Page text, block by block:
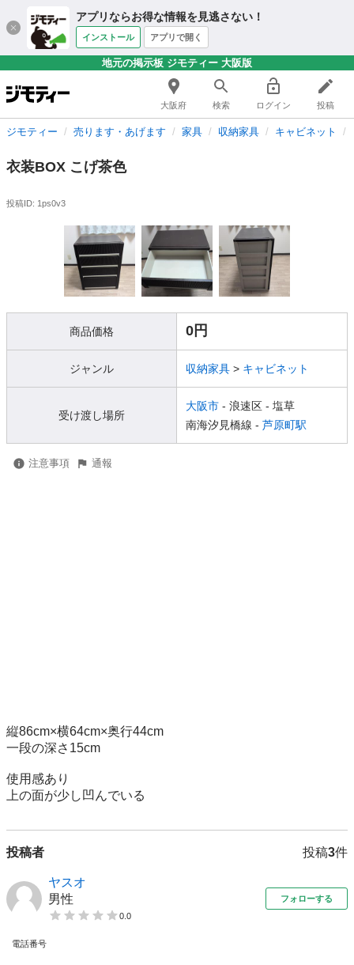
アプリならお得な情報を見逃さない！
インストール アプリで開く
地元の掲示板 ジモティー 大阪版
大阪府 検索 ログイン 投稿
ジモティー 売ります・あげます 家具 収納家具 キャビネット
衣装BOX こげ茶色
投稿ID: 1ps0v3
商品価格 0円
ジャンル 収納家具 > キャビネット
受け渡し場所
大阪市 - 浪速区 - 塩草
南海汐見橋線 - 芦原町駅
注意事項 通報
縦86cm×横64cm×奥行44cm
一段の深さ15cm
使用感あり
投稿者 投稿3件
ヤスオ
男性
0.0
フォローする
電話番号